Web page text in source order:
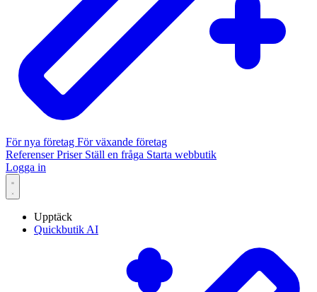
För nya företag För växande företag
ReferenserPriser Ställ en fråga Starta webbutik
Logga in
Upptäck
Quickbutik AI